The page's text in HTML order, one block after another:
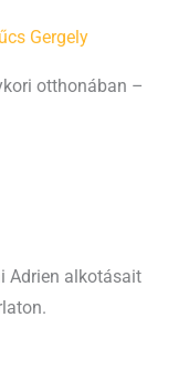
Gergely
otthonában –
Adrien alkotásait